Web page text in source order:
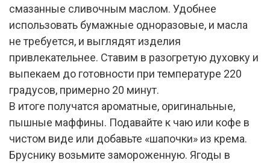
смазанные сливочным маслом. Удобнее
использовать бумажные одноразовые, и масла
не требуется, и выглядят изделия
привлекательнее. Ставим в разогретую духовку и
выпекаем до готовности при температуре 220
градусов, примерно 20 минут.
В итоге получатся ароматные, оригинальные,
пышные маффины. Подавайте к чаю или кофе в
чистом виде или добавьте «шапочки» из крема.
Бруснику возьмите замороженную. Ягоды в